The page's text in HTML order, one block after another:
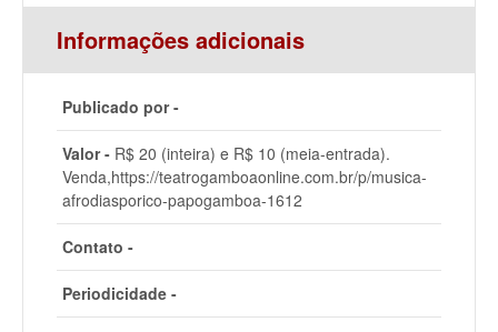
Informações adicionais
Publicado por -
Valor - R$ 20 (inteira) e R$ 10 (meia-entrada).
Venda,https://teatrogamboaonline.com.br/p/musica-
afrodiasporico-papogamboa-1612
Contato -
Periodicidade -